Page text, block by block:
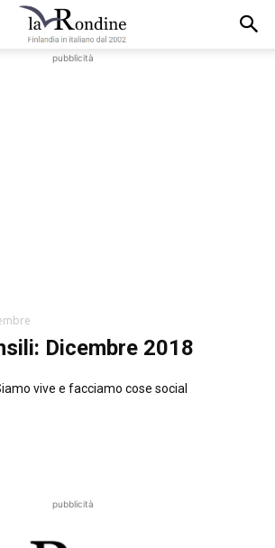
pubblicità
Dicembre 2018
vive e facciamo cose social
pubblicità